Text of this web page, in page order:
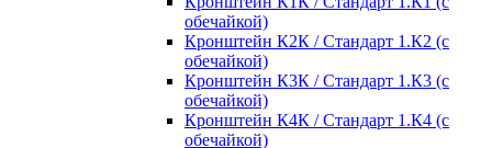
обечайкой)
Кронштейн К2К / Стандарт 1.К2 (с
обечайкой)
Кронштейн К3К / Стандарт 1.К3 (с
обечайкой)
Кронштейн К4К / Стандарт 1.К4 (с
обечайкой)